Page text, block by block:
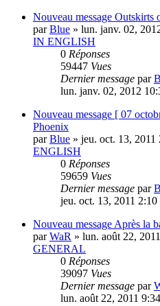
Nouveau message Outskirts
parBlue » lun. janv. 02,
IN ENGLISH
0 Réponses
59447 Vues
Dernier message par
lun. janv. 02, 2012
Nouveau message [ 07
Phoenix
parBlue » jeu. oct. 13, 2011
ENGLISH
0 Réponses
59659 Vues
Dernier message par
jeu. oct. 13, 2011 2:10
Nouveau message Après la
parWaR » lun. août 22,
GENERAL
0 Réponses
39097 Vues
Dernier message par
lun. août 22, 2011